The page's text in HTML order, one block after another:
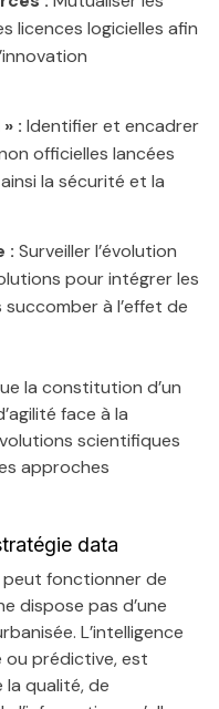
licences logicielles afin
: Identifier et encadrer
officielles lancées
la sécurité et la
: Surveiller l’évolution
pour intégrer les
à l’effet de
la constitution d’un
face à la
scientifiques
approches
data
peut fonctionner de
dispose pas d’une
L’intelligence
ou prédictive, est
qualité, de